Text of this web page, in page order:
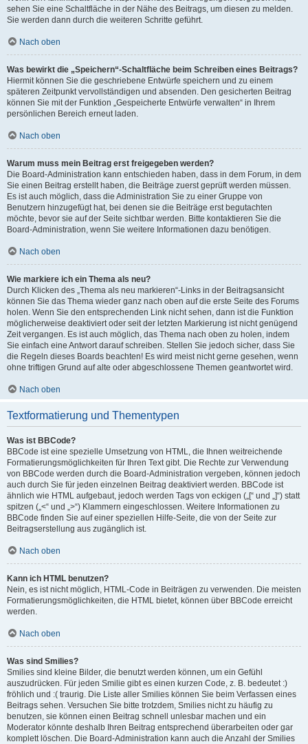
sehen Sie eine Schaltfläche in der Nähe des Beitrags, um diesen zu melden.
Sie werden dann durch die weiteren Schritte geführt.
Nach oben
Was bewirkt die „Speichern“-Schaltfläche beim Schreiben eines Beitrags?
Hiermit können Sie die geschriebene Entwürfe speichern und zu einem
späteren Zeitpunkt vervollständigen und absenden. Den gesicherten Beitrag
können Sie mit der Funktion „Gespeicherte Entwürfe verwalten“ in Ihrem
persönlichen Bereich erneut laden.
Nach oben
Warum muss mein Beitrag erst freigegeben werden?
Die Board-Administration kann entschieden haben, dass in dem Forum, in dem
Sie einen Beitrag erstellt haben, die Beiträge zuerst geprüft werden müssen.
Es ist auch möglich, dass die Administration Sie zu einer Gruppe von
Benutzern hinzugefügt hat, bei denen sie die Beiträge erst begutachten
möchte, bevor sie auf der Seite sichtbar werden. Bitte kontaktieren Sie die
Board-Administration, wenn Sie weitere Informationen dazu benötigen.
Nach oben
Wie markiere ich ein Thema als neu?
Durch Klicken des „Thema als neu markieren“-Links in der Beitragsansicht
können Sie das Thema wieder ganz nach oben auf die erste Seite des Forums
holen. Wenn Sie den entsprechenden Link nicht sehen, dann ist die Funktion
möglicherweise deaktiviert oder seit der letzten Markierung ist nicht genügend
Zeit vergangen. Es ist auch möglich, das Thema nach oben zu holen, indem
Sie einfach eine Antwort darauf schreiben. Stellen Sie jedoch sicher, dass Sie
die Regeln dieses Boards beachten! Es wird meist nicht gerne gesehen, wenn
ohne triftigen Grund auf alte oder abgeschlossene Themen geantwortet wird.
Nach oben
Textformatierung und Thementypen
Was ist BBCode?
BBCode ist eine spezielle Umsetzung von HTML, die Ihnen weitreichende
Formatierungsmöglichkeiten für Ihren Text gibt. Die Rechte zur Verwendung
von BBCode werden durch die Board-Administration vergeben, können jedoch
auch durch Sie für jeden einzelnen Beitrag deaktiviert werden. BBCode ist
ähnlich wie HTML aufgebaut, jedoch werden Tags von eckigen („[“ und „]“) statt
spitzen („<“ und „>“) Klammern eingeschlossen. Weitere Informationen zu
BBCode finden Sie auf einer speziellen Hilfe-Seite, die von der Seite zur
Beitragserstellung aus zugänglich ist.
Nach oben
Kann ich HTML benutzen?
Nein, es ist nicht möglich, HTML-Code in Beiträgen zu verwenden. Die meisten
Formatierungsmöglichkeiten, die HTML bietet, können über BBCode erreicht
werden.
Nach oben
Was sind Smilies?
Smilies sind kleine Bilder, die benutzt werden können, um ein Gefühl
auszudrücken. Für jeden Smilie gibt es einen kurzen Code, z. B. bedeutet :)
fröhlich und :( traurig. Die Liste aller Smilies können Sie beim Verfassen eines
Beitrags sehen. Versuchen Sie bitte trotzdem, Smilies nicht zu häufig zu
benutzen, sie können einen Beitrag schnell unlesbar machen und ein
Moderator könnte deshalb Ihren Beitrag entsprechend überarbeiten oder gar
komplett löschen. Die Board-Administration kann auch die Anzahl der Smilies